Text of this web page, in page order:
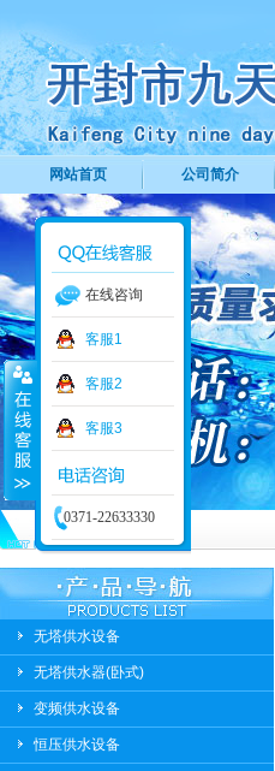
网站首页 公司简介
无塔供水设备
无塔供水器(卧式)
变频供水设备
恒压供水设备
在线咨询
客服1
客服2
客服3
0371-22633330